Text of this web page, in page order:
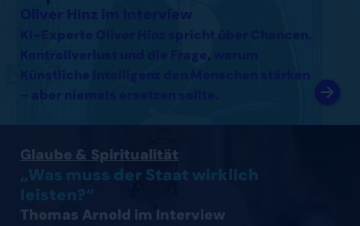
Oliver Hinz im Interview
KI-Experte Oliver Hinz spricht über Chancen,
Kontrollverlust und die Frage, warum
Künstliche Intelligenz den Menschen stärken
– aber niemals ersetzen sollte.
Glaube & Spiritualität
„Was muss der Staat wirklich
leisten?“
Thomas Arnold im Interview